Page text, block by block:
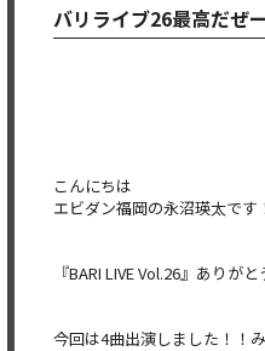
バリライブ26最高だ
こんにちは
エビダン福岡の永沼瑛太です
『BARI LIVE Vol.26』ありが
今回は4曲出演しました！！